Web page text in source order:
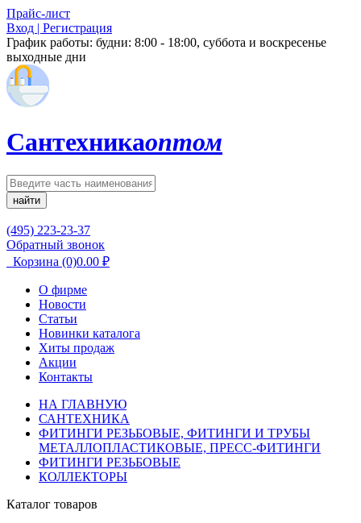
Прайс-лист
Вход | Регистрация
График работы: будни: 8:00 - 18:00, суббота и воскресенье
выходные дни
Сантехникаоптом
найти
(495) 223-23-37
Обратный звонок
Корзина (0)0.00 ₽
О фирме
Новости
Статьи
Новинки каталога
Хиты продаж
Акции
Контакты
НА ГЛАВНУЮ
САНТЕХНИКА
ФИТИНГИ РЕЗЬБОВЫЕ, ФИТИНГИ И ТРУБЫ
МЕТАЛЛОПЛАСТИКОВЫЕ, ПРЕСС-ФИТИНГИ
ФИТИНГИ РЕЗЬБОВЫЕ
КОЛЛЕКТОРЫ
Каталог товаров